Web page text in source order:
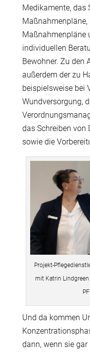
Medikamente, das
Maßnahmenpläne
individuellen
Bewohner. Zu den
außerdem der zu
beispielsweise bei
Wundversorgung,
das Schreiben von
sowie die
Projekt-
mit Katrin
Und da kommen
dann, wenn sie